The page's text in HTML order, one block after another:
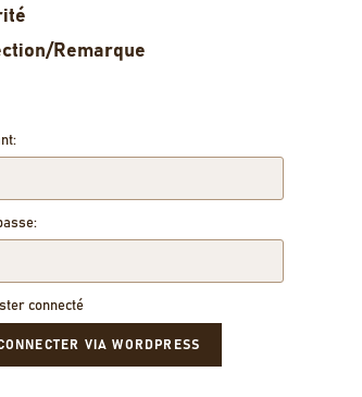
Remarque
connecté